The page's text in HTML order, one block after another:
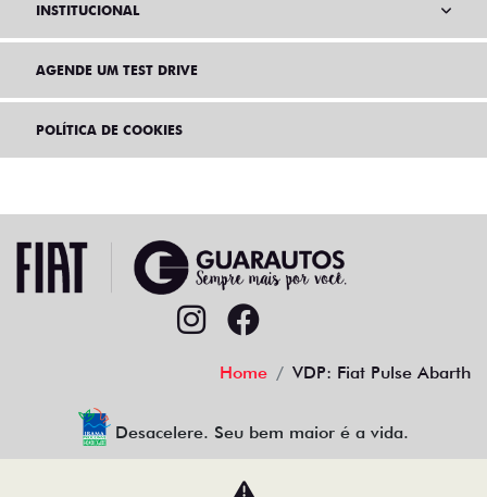
INSTITUCIONAL
AGENDE UM TEST DRIVE
POLÍTICA DE COOKIES
Home VDP: Fiat Pulse Abarth
Desacelere. Seu bem maior é a vida.